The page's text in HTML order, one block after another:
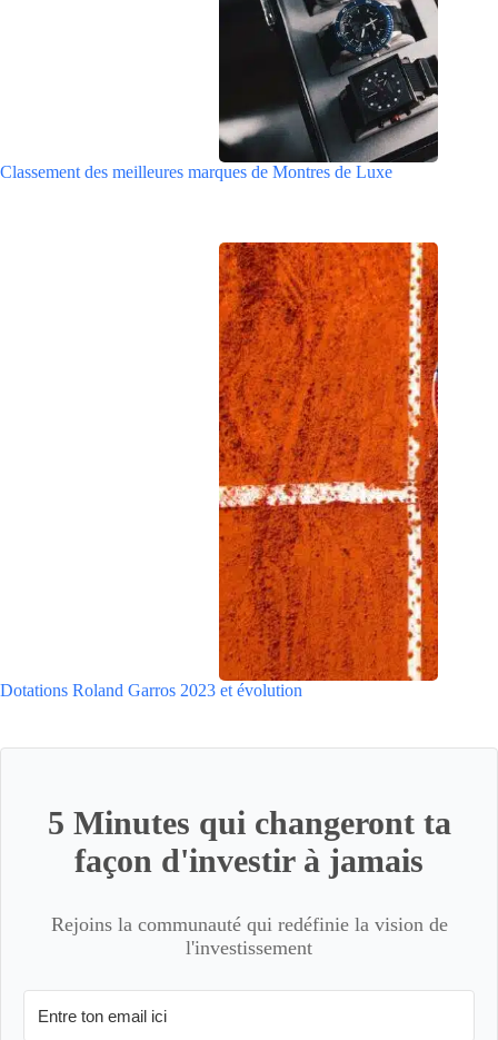
Classement des meilleures marques de Montres de Luxe
Dotations Roland Garros 2023 et évolution
5 Minutes qui changeront ta
façon d'investir à jamais
Rejoins la communauté qui redéfinie la vision de
l'investissement